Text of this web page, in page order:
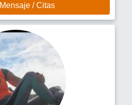
Mensaje / Citas